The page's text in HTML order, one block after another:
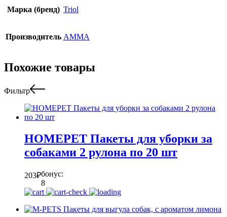
Марка (бренд) Triol
Производитель АММА
Похожие товары
Фильтр
HOMEPET Пакеты для уборки за
собаками 2 рулона по 20 шт
203₽бонус:
8